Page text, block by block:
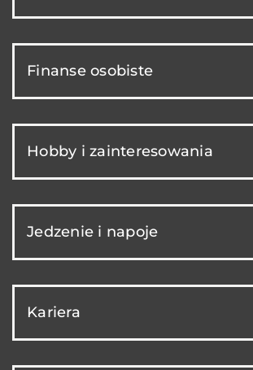
Finanse osobiste
Hobby i zainteresowania
Jedzenie i napoje
Kariera